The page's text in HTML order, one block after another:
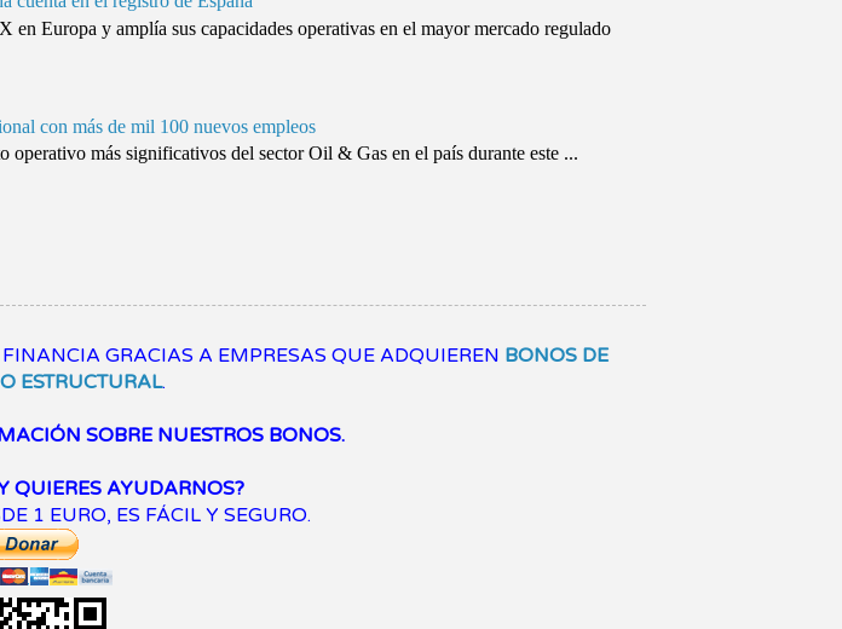
Europa y amplía sus capacidades operativas en el mayor mercado regulado
con más de mil 100 nuevos empleos
operativo más significativos del sector Oil & Gas en el país durante este ...
FINANCIA GRACIAS A EMPRESAS QUE ADQUIEREN BONOS DE
ESTRUCTURAL.
SOBRE NUESTROS BONOS.
QUIERES AYUDARNOS?
1 EURO, ES FÁCIL Y SEGURO.